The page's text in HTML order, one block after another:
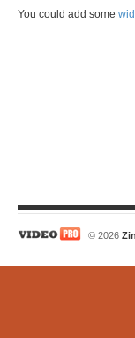
You could add some
© 2026